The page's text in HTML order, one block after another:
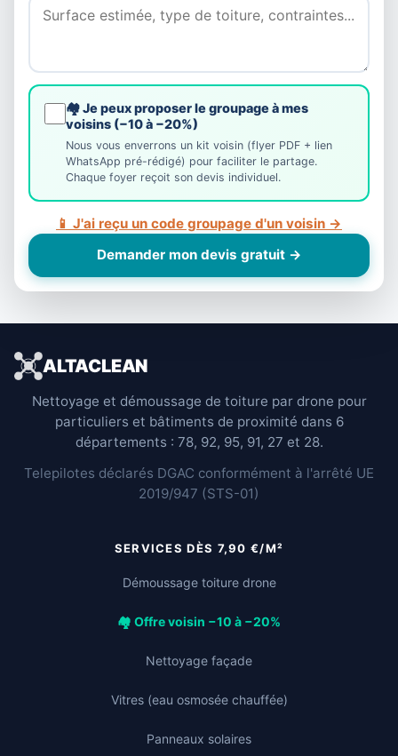
🏘️ Je peux proposer le groupage à mes
voisins (−10 à −20%)
Nous vous enverrons un kit voisin (flyer PDF + lien
WhatsApp pré-rédigé) pour faciliter le partage.
Chaque foyer reçoit son devis individuel.
📱 J'ai reçu un code groupage d'un voisin →
Demander mon devis gratuit →
ALTACLEAN
Nettoyage et démoussage de toiture par drone pour
particuliers et bâtiments de proximité dans 6
départements : 78, 92, 95, 91, 27 et 28.
Telepilotes déclarés DGAC conformément à l'arrêté UE
2019/947 (STS-01)
SERVICES DÈS 7,90 €/M²
Démoussage toiture drone
🏘️ Offre voisin −10 à −20%
Nettoyage façade
Vitres (eau osmosée chauffée)
Panneaux solaires